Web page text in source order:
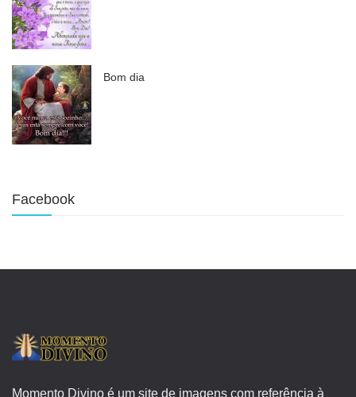
Bom dia
Facebook
Momento Divino é um site de imagens com referência à